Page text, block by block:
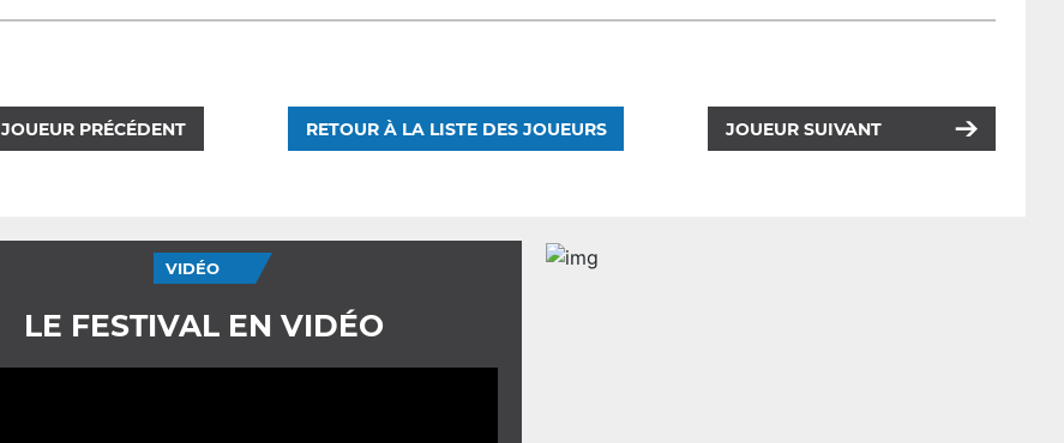
JOUEUR PRÉCÉDENT RETOUR À LA LISTE DES JOUEURS JOUEUR SUIVANT
VIDÉO
LE FESTIVAL EN VIDÉO